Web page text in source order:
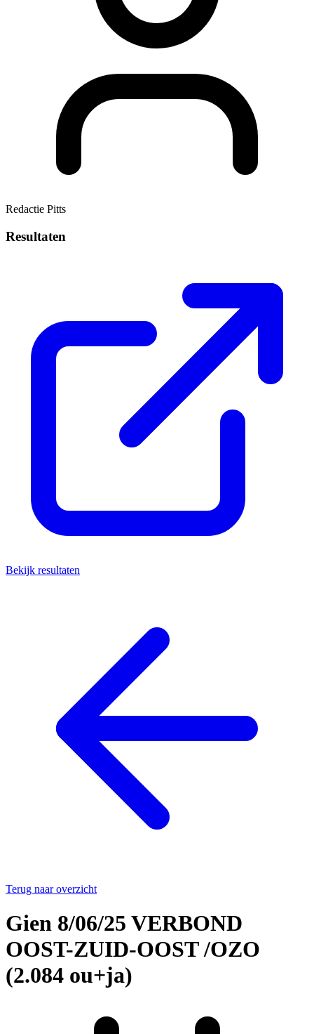
Redactie Pitts
Resultaten
Bekijk resultaten
Terug naar overzicht
Gien 8/06/25 VERBOND
OOST-ZUID-OOST /OZO
(2.084 ou+ja)